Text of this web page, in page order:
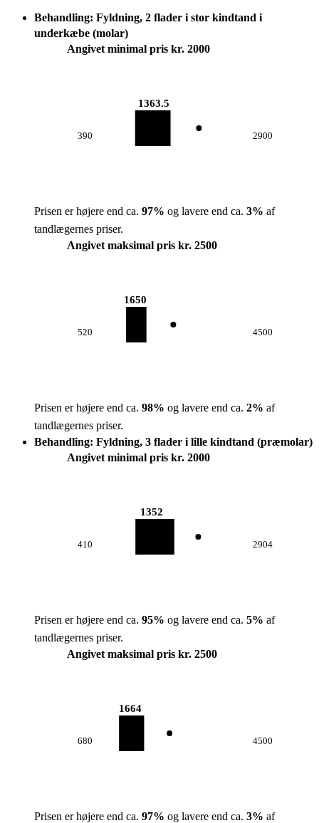
Behandling: Fyldning, 2 flader i stor kindtand i
underkæbe (molar)
Angivet minimal pris kr. 2000
390
1363.5
2900
Prisen er højere end ca. 97% og lavere end ca. 3% af
tandlægernes priser.
Angivet maksimal pris kr. 2500
520
1650
4500
Prisen er højere end ca. 98% og lavere end ca. 2% af
tandlægernes priser.
Behandling: Fyldning, 3 flader i lille kindtand (præmolar)
Angivet minimal pris kr. 2000
410
1352
2904
Prisen er højere end ca. 95% og lavere end ca. 5% af
tandlægernes priser.
Angivet maksimal pris kr. 2500
680
1664
4500
Prisen er højere end ca. 97% og lavere end ca. 3% af